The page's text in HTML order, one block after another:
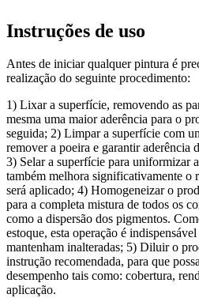
Instruções de uso
Antes de iniciar qualquer pintura é
realização do seguinte procedimento:
1) Lixar a superfície, removendo as
mesma uma maioraderência para o
seguida; 2) Limpar a superfície com
remover a poeira e garantir aderência
3) Selar a superfície para uniformizar
também melhora significativamente o
será aplicado; 4) Homogeneizar o
para a completa mistura de todos os
como a dispersão dos pigmentos.
estoque, esta operação é
mantenham inalteradas; 5) Diluir o
instrução recomendada, para que
desempenho tais como: cobertura,
aplicação.